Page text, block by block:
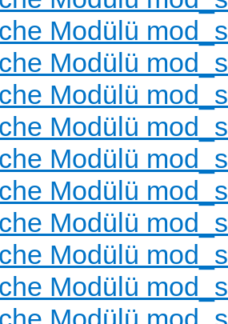
Modülü
Modülü
Modülü
Modülü
Modülü
Modülü
Modülü
Modülü
Modülü